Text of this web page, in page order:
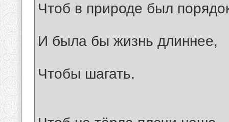
Чтоб в природе был
И была бы жизнь длиннее,
Чтобы шагать.